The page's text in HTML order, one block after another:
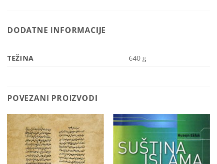
DODATNE INFORMACIJE
TEŽINA 640 g
POVEZANI PROIZVODI